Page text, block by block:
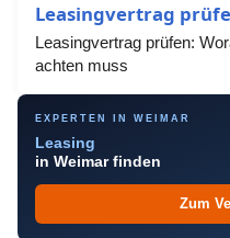
Leasingvertrag
Leasingvertrag prüfen:
achten muss
EXPERTEN IN WEIMAR
Leasing
in Weimar finden
Zum